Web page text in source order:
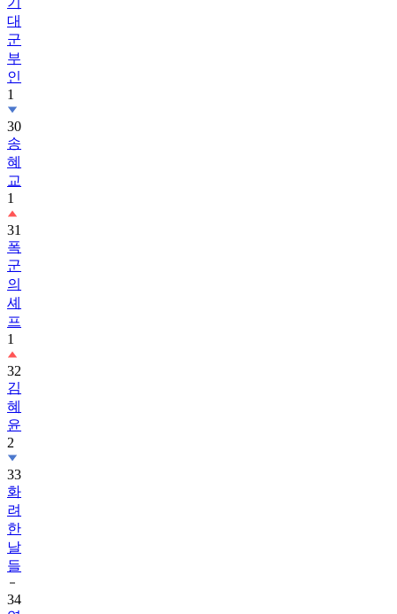
대
군
부
인
1
30
송
혜
교
1
31
폭
군
의
셰
프
1
32
김
혜
윤
2
33
화
려
한
날
들
34